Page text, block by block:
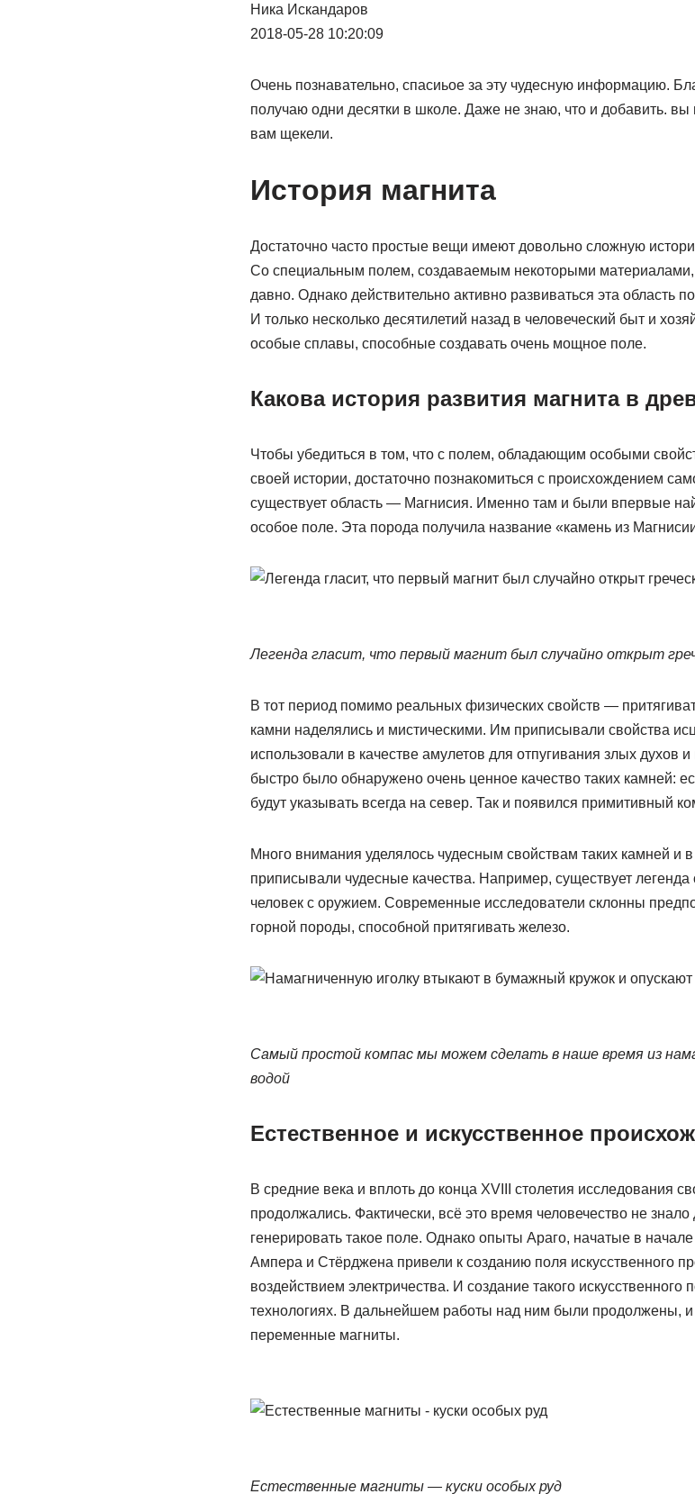
Ника Искандаров
2018-05-28 10:20:09
Очень познавательно, спасиьое за эту чудесную информацию.
получаю одни десятки в школе. Даже не знаю, что и добавить. вы
вам щекели.
История магнита
Достаточно часто простые вещи имеют довольно сложную
Со специальным полем, создаваемым некоторыми материалами,
давно. Однако действительно активно развиваться эта область
И только несколько десятилетий назад в человеческий быт и
особые сплавы, способные создавать очень мощное поле.
Какова история развития магнита в
Чтобы убедиться в том, что с полем, обладающим особыми
своей истории, достаточно познакомиться с происхождением
существует область — Магнисия. Именно там и были впервые
особое поле. Эта порода получила название «камень из
Легенда гласит, что первый магнит был случайно открыт
В тот период помимо реальных физических свойств —
камни наделялись и мистическими. Им приписывали свойства
использовали в качестве амулетов для отпугивания злых духов
быстро было обнаружено очень ценное качество таких камней:
будут указывать всегда на север. Так и появился примитивный
Много внимания уделялось чудесным свойствам таких камней и
приписывали чудесные качества. Например, существует легенда
человек с оружием. Современные исследователи склонны
горной породы, способной притягивать железо.
Самый простой компас мы можем сделать в наше время из
водой
Естественное и искусственное
В средние века и вплоть до конца XVIII столетия исследования
продолжались. Фактически, всё это время человечество не
генерировать такое поле. Однако опыты Араго, начатые в
Ампера и Стёрджена привели к созданию поля искусственного
воздействием электричества. И создание такого
технологиях. В дальнейшем работы над ним были продолжены,
переменные магниты.
Естественные магниты — куски особых руд